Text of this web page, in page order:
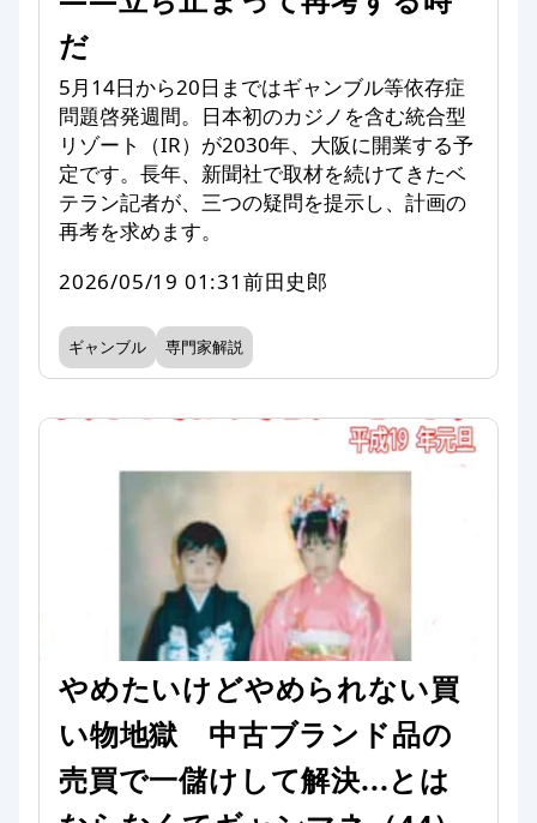
だ
5月14日から20日まではギャンブル等依存症
問題啓発週間。日本初のカジノを含む統合型
リゾート（IR）が2030年、大阪に開業する予
定です。長年、新聞社で取材を続けてきたベ
テラン記者が、三つの疑問を提示し、計画の
再考を求めます。
2026/05/19 01:31 前田史郎
ギャンブル 専門家解説
やめたいけどやめられない買
い物地獄 中古ブランド品の
売買で一儲けして解決...とは